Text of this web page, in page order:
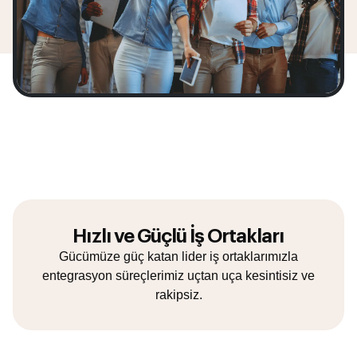
Hızlı ve Güçlü İş Ortakları
Gücümüze güç katan lider iş ortaklarımızla
entegrasyon süreçlerimiz uçtan uça kesintisiz ve
rakipsiz.